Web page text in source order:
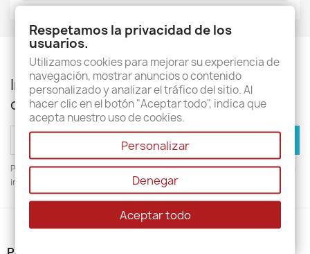
Infórmese de nuestras últimas noticias y
ofertas especiales
Puede darse de baja en cualquier momento. Para ello, consulte nuestra
información de contacto en el aviso legal.
Respetamos la privacidad de los
usuarios.
Utilizamos cookies para mejorar su experiencia de
navegación, mostrar anuncios o contenido
personalizado y analizar el tráfico del sitio. Al
hacer clic en el botón "Aceptar todo", indica que
acepta nuestro uso de cookies.
Personalizar
Denegar
Aceptar todo